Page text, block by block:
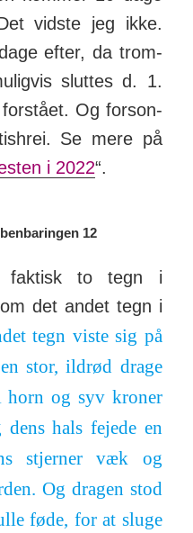
vidste jeg ikke.
efter, da trom­
sluttes d. 1.
Og for­son­
Se mere på
i 2022“.
12
faktisk to tegn i
det andet tegn i
tegn viste sig på
stor, ildrød drage
horn og syv kroner
dens hals fejede en
stjerner væk og
Og dragen stod
føde, for at sluge